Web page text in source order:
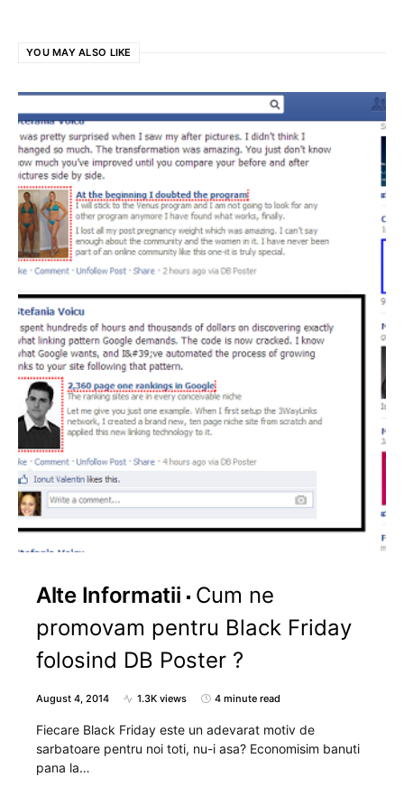
YOU MAY ALSO LIKE
Alte Informatii
Cum ne
promovam pentru Black Friday
folosind DB Poster ?
August 4, 2014 1.3K views 4 minute read
Fiecare Black Friday este un adevarat motiv de
sarbatoare pentru noi toti, nu-i asa? Economisim banuti
pana la…